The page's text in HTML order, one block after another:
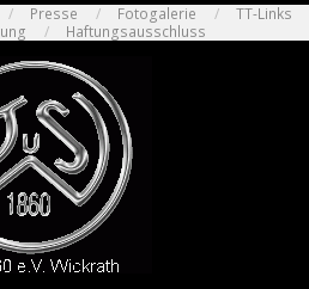
Presse Fotogalerie
TT-Links
Haftungsausschluss